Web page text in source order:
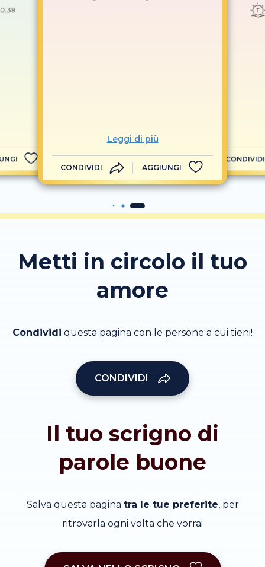
Leggi di più
CONDIVIDI AGGIUNGI
CONDIVIDI
Metti in circolo il tuo
amore
Condividi questa pagina con le persone a cui tieni!
CONDIVIDI
Il tuo scrigno di
parole buone
Salva questa pagina tra le tue preferite, per
ritrovarla ogni volta che vorrai